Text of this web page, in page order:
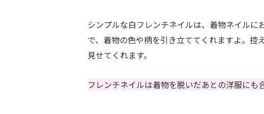
シンプルな白フレンチネイルは、着物ネイル
で、着物の色や柄を引き立ててくれますよ。控
見せてくれます。
フレンチネイルは着物を脱いだあとの洋服にも